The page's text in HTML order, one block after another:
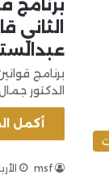
برنامج
الثاني
برنامج
الدكتور
أكمل
msf الأربعاء 7 ذو